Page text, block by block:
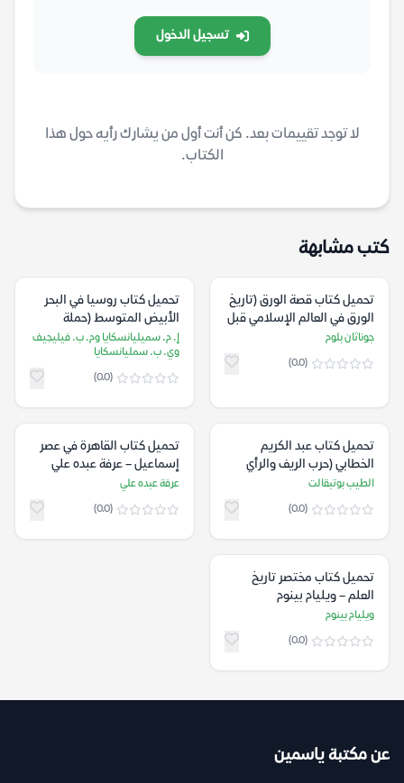
تسجيل الدخول
لا توجد تقييمات بعد. كن أنت أول من يشارك رأيه حول هذا
الكتاب.
كتب مشابهة
تحميل كتاب قصة الورق (تاريخ
الورق في العالم الإسلامي قبل
ظهور الطباعة) – جوناثان بلوم
جوناثان بلوم
(0.0)
تحميل كتاب روسيا في البحر
الأبيض المتوسط (حملة
كاترينا العظمى في الأرخبيل) –
إ. م. سميليانسكايا وم. ب.
فيليجيف وي. ب. سمليانسكايا
إ. م. سميليانسكايا وم. ب. فيليجيف
وي. ب. سمليانسكايا
(0.0)
تحميل كتاب عبد الكريم
الخطابي (حرب الريف والرأي
العام العالمي) – الطيب
الطيب بوتبقالت
(0.0)
تحميل كتاب القاهرة في عصر
إسماعيل – عرفة عبده علي
عرفة عبده علي
(0.0)
تحميل كتاب مختصر تاريخ
العلم – ويليام بينوم
ويليام بينوم
(0.0)
عن مكتبة ياسمين